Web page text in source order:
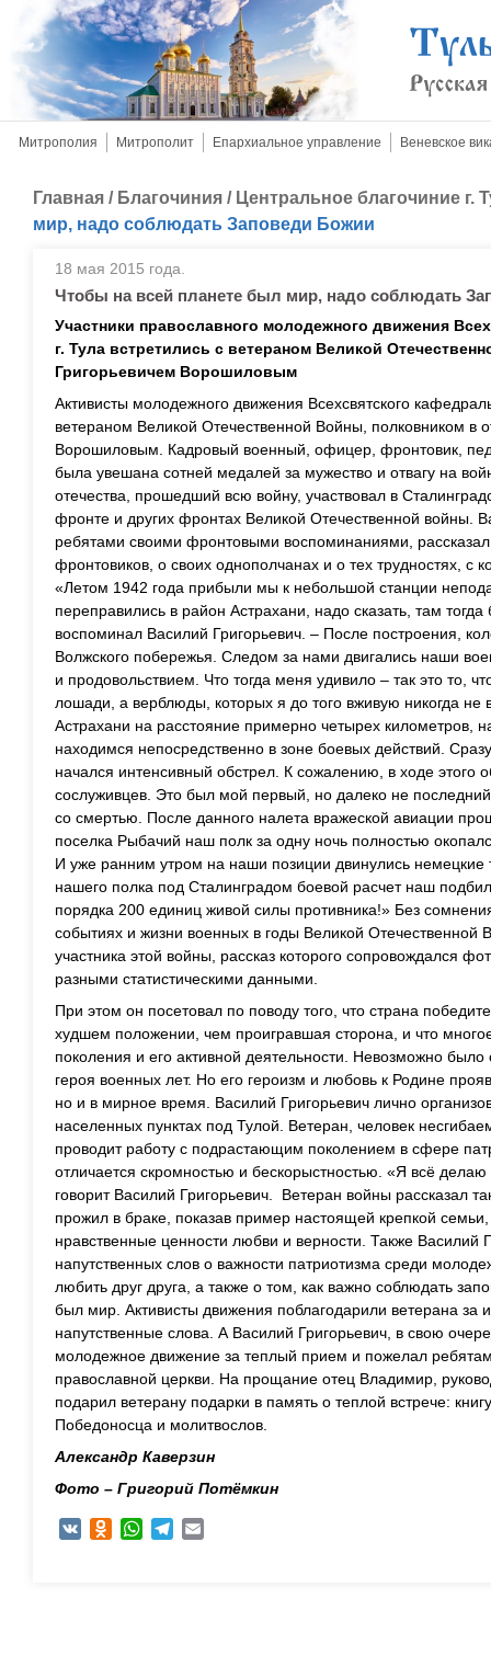
Митрополия Митрополит Епархиальное управление Веневское
Главная / Благочиния / Центральное благочиние г.
мир, надо соблюдать Заповеди Божии
18 мая 2015 года.
Чтобы на всей планете был мир, надо соблюдать
Участники православного молодежного движения
г. Тула встретились с ветераном Великой
Григорьевичем Ворошиловым
Активисты молодежного движения Всехсвятского
ветераном Великой Отечественной Войны, полковником в
Ворошиловым. Кадровый военный, офицер, фронтовик,
была увешана сотней медалей за мужество и отвагу на
отечества, прошедший всю войну, участвовал в
фронте и других фронтах Великой Отечественной войны.
ребятами своими фронтовыми воспоминаниями, рассказал
фронтовиков, о своих однополчанах и о тех трудностях, с
«Летом 1942 года прибыли мы к небольшой станции
переправились в район Астрахани, надо сказать, там
воспоминал Василий Григорьевич. – После построения,
Волжского побережья. Следом за нами двигались наши
и продовольствием. Что тогда меня удивило – так это то,
лошади, а верблюды, которых я до того вживую никогда не
Астрахани на расстояние примерно четырех километров,
находимся непосредственно в зоне боевых действий.
начался интенсивный обстрел. К сожалению, в ходе этого
сослуживцев. Это был мой первый, но далеко не
со смертью. После данного налета вражеской авиации
поселка Рыбачий наш полк за одну ночь полностью
И уже ранним утром на наши позиции двинулись
нашего полка под Сталинградом боевой расчет наш
порядка 200 единиц живой силы противника!» Без
событиях и жизни военных в годы Великой Отечественной
участника этой войны, рассказ которого сопровождался
разными статистическими данными.
При этом он посетовал по поводу того, что страна
худшем положении, чем проигравшая сторона, и что
поколения и его активной деятельности. Невозможно было
героя военных лет. Но его героизм и любовь к Родине
но и в мирное время. Василий Григорьевич лично
населенных пунктах под Тулой. Ветеран, человек
проводит работу с подрастающим поколением в сфере
отличается скромностью и бескорыстностью. «Я всё
говорит Василий Григорьевич. Ветеран войны рассказал
прожил в браке, показав пример настоящей крепкой
нравственные ценности любви и верности. Также Василий
напутственных слов о важности патриотизма среди
любить друг друга, а также о том, как важно соблюдать
был мир. Активисты движения поблагодарили ветерана за
напутственные слова. А Василий Григорьевич, в свою
молодежное движение за теплый прием и пожелал
православной церкви. На прощание отец Владимир,
подарил ветерану подарки в память о теплой встрече:
Победоносца и молитвослов.
Александр Каверзин
Фото – Григорий Потёмкин
VK Odnoklassniki
WhatsAppTelegram